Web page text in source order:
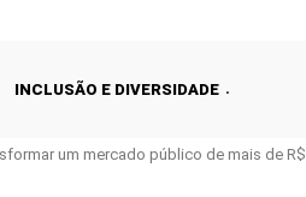
INCLUSÃO E DIVERSIDADE
um mercado público de mais de R$